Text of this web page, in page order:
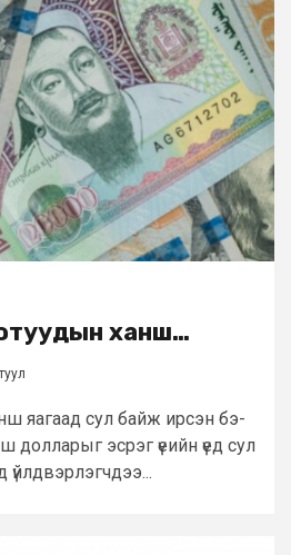
ханш…
яагаад сул байж ирсэн бэ-
эсрэг үеийн үед сул